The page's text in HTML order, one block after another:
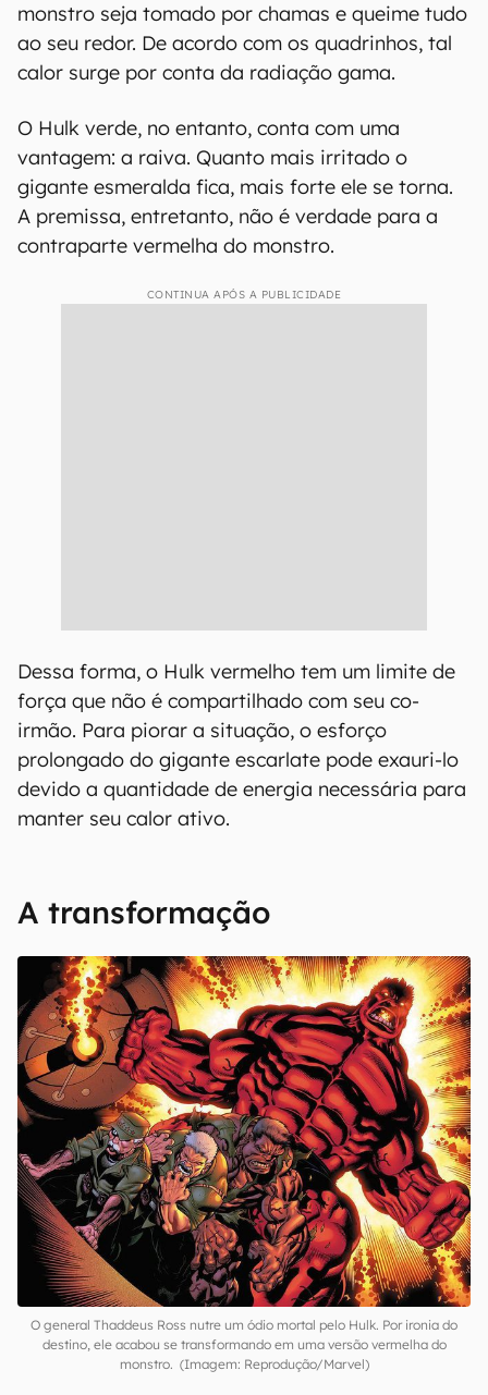
monstro seja tomado por chamas e queime tudo
ao seu redor. De acordo com os quadrinhos, tal
calor surge por conta da radiação gama.
O Hulk verde, no entanto, conta com uma
vantagem: a raiva. Quanto mais irritado o
gigante esmeralda fica, mais forte ele se torna.
A premissa, entretanto, não é verdade para a
contraparte vermelha do monstro.
CONTINUA APÓS A PUBLICIDADE
Dessa forma, o Hulk vermelho tem um limite de
força que não é compartilhado com seu co-
irmão. Para piorar a situação, o esforço
prolongado do gigante escarlate pode exauri-lo
devido a quantidade de energia necessária para
manter seu calor ativo.
A transformação
O general Thaddeus Ross nutre um ódio mortal pelo Hulk. Por ironia do
destino, ele acabou se transformando em uma versão vermelha do
monstro. (Imagem: Reprodução/Marvel)